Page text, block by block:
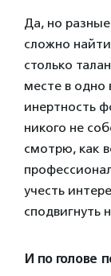
Да, но
сложно
столько
месте в одно
инертность
никого не
смотрю, как
учесть
сподвигнуть
И по голове